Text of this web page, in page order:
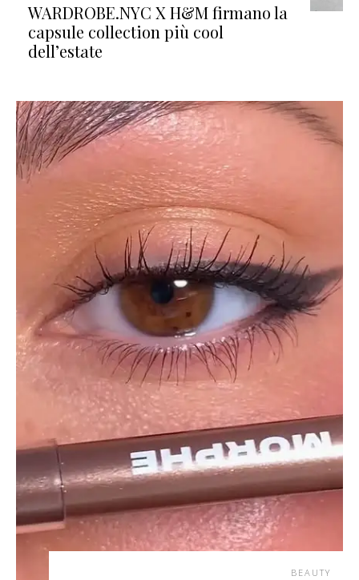
WARDROBE.NYC X H&M firmano la
capsule collection più cool
dell’estate
BEAUTY